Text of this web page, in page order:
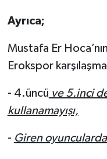
Ayrıca;
Mustafa Er
Erokspor
- 4.üncü ve 5.inci
kullanamayışı,
- Giren